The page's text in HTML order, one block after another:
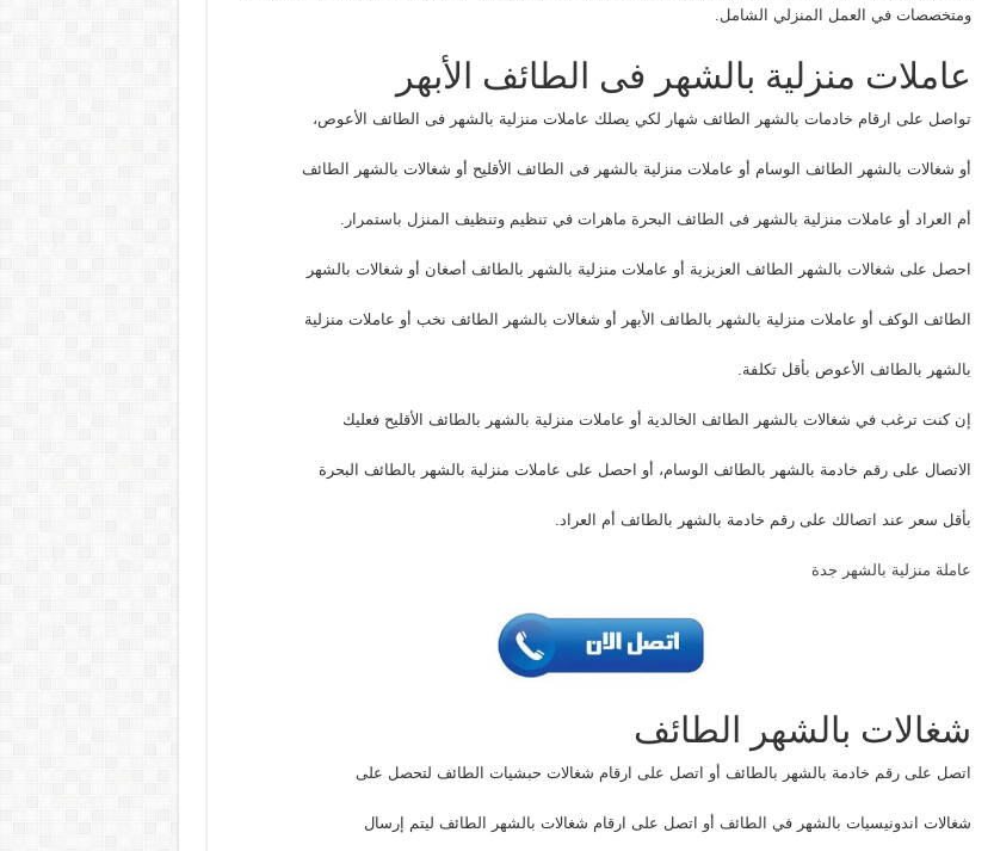
ومتخصصات في العمل المنزلي الشامل.
عاملات منزلية بالشهر فى الطائف الأبهر
تواصل على ارقام خادمات بالشهر الطائف شهار لكي يصلك عاملات منزلية بالشهر فى الطائف الأعوص،
أو شغالات بالشهر الطائف الوسام أو عاملات منزلية بالشهر فى الطائف الأقليح أو شغالات بالشهر الطائف
أم العراد أو عاملات منزلية بالشهر فى الطائف البحرة ماهرات في تنظيم وتنظيف المنزل باستمرار.
احصل على شغالات بالشهر الطائف العزيزية أو عاملات منزلية بالشهر بالطائف أصغان أو شغالات بالشهر
الطائف الوكف أو عاملات منزلية بالشهر بالطائف الأبهر أو شغالات بالشهر الطائف نخب أو عاملات منزلية
بالشهر بالطائف الأعوص بأقل تكلفة.
إن كنت ترغب في شغالات بالشهر الطائف الخالدية أو عاملات منزلية بالشهر بالطائف الأقليح فعليك
الاتصال على رقم خادمة بالشهر بالطائف الوسام، أو احصل على عاملات منزلية بالشهر بالطائف البحرة
بأقل سعر عند اتصالك على رقم خادمة بالشهر بالطائف أم العراد.
عاملة منزلية بالشهر جدة
شغالات بالشهر الطائف
اتصل على رقم خادمة بالشهر بالطائف أو اتصل على ارقام شغالات حبشيات الطائف لتحصل على
شغالات اندونيسيات بالشهر في الطائف أو اتصل على ارقام شغالات بالشهر الطائف ليتم إرسال